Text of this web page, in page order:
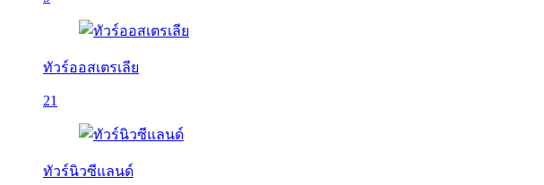
ทัวร์ออสเตรเลีย
21
ทัวร์นิวซีแลนด์